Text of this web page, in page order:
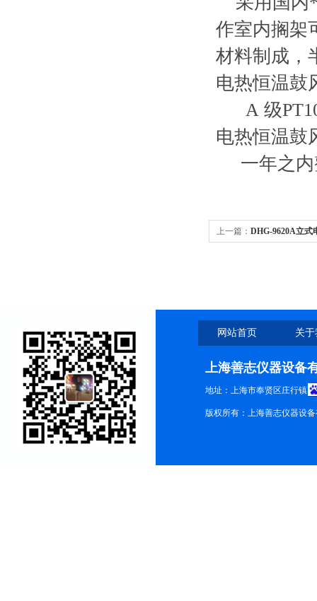
作室内搁架
材料制成，
电热恒温鼓
A 级
电热恒温鼓
一年之内
上一篇： DHG-9620A立式
网站首页 关
上海善志仪器设备
地址：上海市奉贤区庄行镇
版权所有：上海善志仪器设